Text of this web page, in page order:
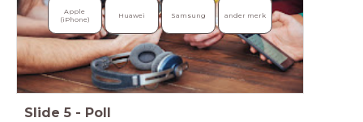
Apple
(iPhone)
Huawei Samsung ander merk
Slide 5 - Poll